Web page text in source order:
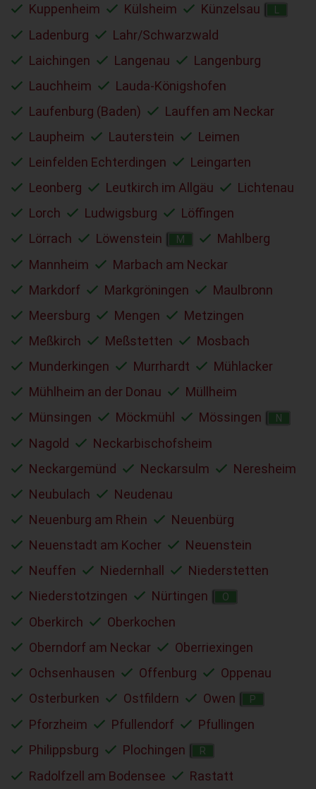
Kuppenheim
Külsheim Künzelsau
Ladenburg
Lahr/Schwarzwald
Laichingen
Langenau
Langenburg
Lauchheim
Lauda-Königshofen
Laufenburg (Baden)
Lauffen am Neckar
Laupheim
Lauterstein
Leimen
Leinfelden Echterdingen
Leingarten
Leonberg
Leutkirch im Allgäu
Lichtenau
Lorch
Ludwigsburg
Löffingen
Lörrach
Löwenstein M
Mahlberg
Mannheim
Marbach am Neckar
Markdorf
Markgröningen
Maulbronn
Meersburg
Mengen
Metzingen
Meßkirch
Meßstetten
Mosbach
Munderkingen
Murrhardt
Mühlacker
Mühlheim an der Donau
Müllheim
Münsingen
Möckmühl Mössingen N
Nagold
Neckarbischofsheim
Neckargemünd
Neckarsulm
Neresheim
Neubulach
Neudenau
Neuenburg am Rhein
Neuenbürg
Neuenstadt am Kocher
Neuenstein
Neuffen
Niedernhall
Niederstetten
Niederstotzingen
Nürtingen O
Oberkirch
Oberkochen
Oberndorf am Neckar
Oberriexingen
Ochsenhausen
Offenburg
Oppenau
Osterburken
Ostfildern Owen P
Pforzheim Pfullendorf
Pfullingen
Philippsburg
Plochingen R
Radolfzell am Bodensee
Rastatt